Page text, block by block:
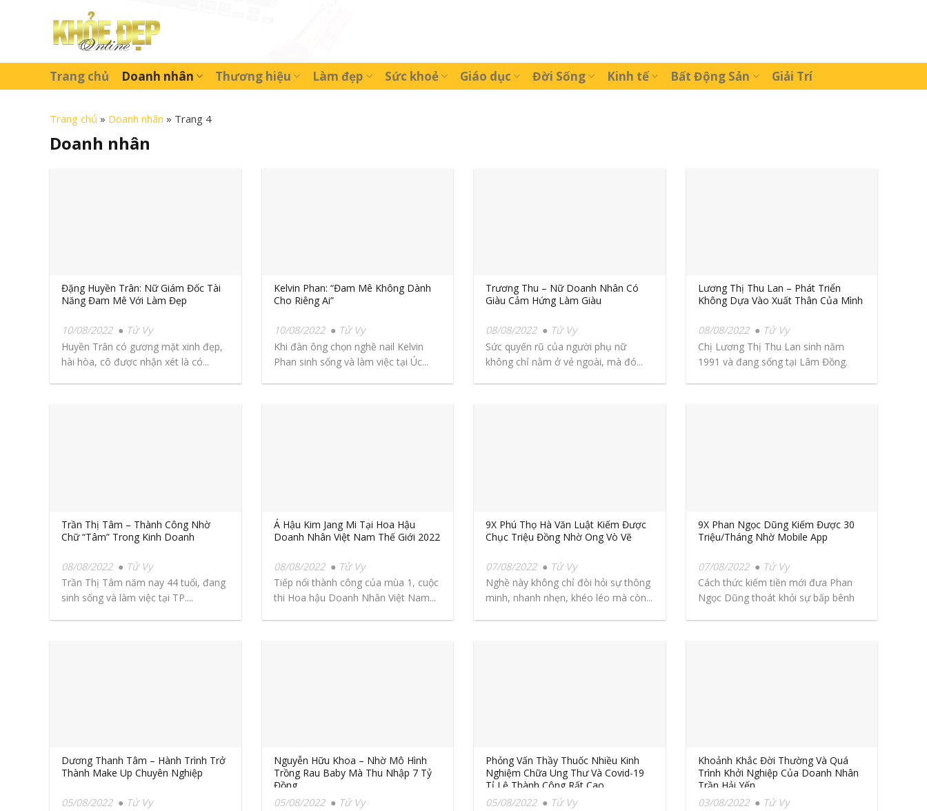
Trang chủ Doanh nhân Thương hiệu Làm đẹp Sức khoẻ Giáo dục Đời Sống Kinh tế Bất Động Sản Giải Trí
Trang chủ » Doanh nhân » Trang 4
Doanh nhân
Đặng Huyền Trân: Nữ Giám Đốc Tài
Năng Đam Mê Với Làm Đẹp
10/08/2022
Tử Vy
Huyền Trân có gương mặt xinh đẹp,
hài hòa, cô được nhận xét là có...
Kelvin Phan: “Đam Mê Không Dành
Cho Riêng Ai”
10/08/2022
Tử Vy
Khi đàn ông chọn nghề nail Kelvin
Phan sinh sống và làm việc tại Úc...
Trương Thu – Nữ Doanh Nhân Có
Giàu Cảm Hứng Làm Giàu
08/08/2022
Tử Vy
Sức quyến rũ của người phụ nữ
không chỉ nằm ở vẻ ngoài, mà đó...
Lương Thị Thu Lan – Phát Triển
Không Dựa Vào Xuất Thân Của Mình
08/08/2022
Tử Vy
Chị Lương Thị Thu Lan sinh năm
1991 và đang sống tại Lâm Đồng.
Trần Thị Tâm – Thành Công Nhờ
Chữ “Tâm” Trong Kinh Doanh
08/08/2022
Tử Vy
Trần Thị Tâm năm nay 44 tuổi, đang
sinh sống và làm việc tại TP....
Á Hậu Kim Jang Mi Tại Hoa Hậu
Doanh Nhân Việt Nam Thế Giới 2022
08/08/2022
Tử Vy
Tiếp nối thành công của mùa 1, cuộc
thi Hoa hậu Doanh Nhân Việt Nam...
9X Phú Thọ Hà Văn Luật Kiếm Được
Chục Triệu Đồng Nhờ Ong Vò Vẽ
07/08/2022
Tử Vy
Nghề này không chỉ đòi hỏi sự thông
minh, nhanh nhẹn, khéo léo mà còn...
9X Phan Ngọc Dũng Kiếm Được 30
Triệu/Tháng Nhờ Mobile App
07/08/2022
Tử Vy
Cách thức kiếm tiền mới đưa Phan
Ngọc Dũng thoát khỏi sự bấp bênh
Dương Thanh Tâm – Hành Trình Trở
Thành Make Up Chuyên Nghiệp
05/08/2022
Tử Vy
Nguyễn Hữu Khoa – Nhờ Mô Hình
Trồng Rau Baby Mà Thu Nhập 7 Tỷ
Đồng
05/08/2022
Tử Vy
Phỏng Vấn Thầy Thuốc Nhiều Kinh
Nghiệm Chữa Ung Thư Và Covid-19
Tỉ Lệ Thành Công Rất Cao
05/08/2022
Tử Vy
Khoảnh Khắc Đời Thường Và Quá
Trình Khởi Nghiệp Của Doanh Nhân
Trần Hải Yến
03/08/2022
Tử Vy